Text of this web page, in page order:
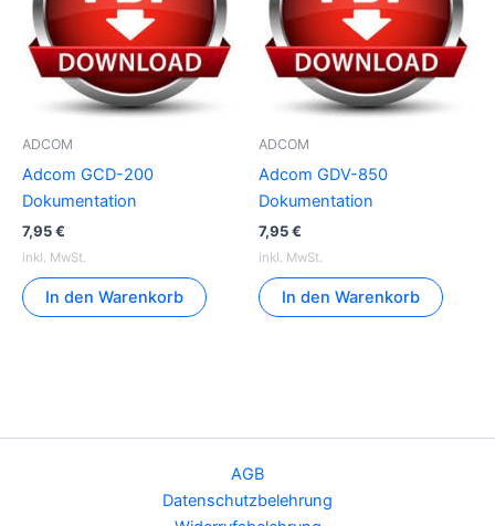
ADCOM
Adcom GCD-200
Dokumentation
7,95€
inkl. MwSt.
In den Warenkorb
ADCOM
Adcom GDV-850
Dokumentation
7,95€
inkl. MwSt.
In den Warenkorb
AGB
Datenschutzbelehrung